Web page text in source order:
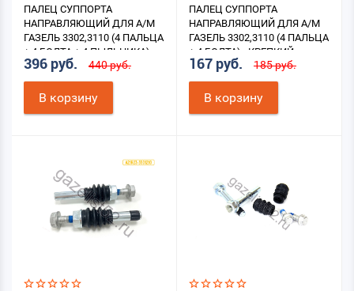
ПАЛЕЦ СУППОРТА
НАПРАВЛЯЮЩИЙ ДЛЯ А/М
ГАЗЕЛЬ 3302,3110 (4 ПАЛЬЦА
+ 4 БОЛТА + 4 ПЫЛЬНИКА)
396 руб. 440 руб.
В корзину
ПАЛЕЦ СУППОРТА
НАПРАВЛЯЮЩИЙ ДЛЯ А/М
ГАЗЕЛЬ 3302,3110 (4 ПАЛЬЦА
+ 4 БОЛТА) «КРЕПКИЙ
ОРЕШЕК»
167 руб. 185 руб.
В корзину